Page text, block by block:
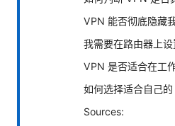
VPN 能否彻底隐藏
我需要在路由器上设
VPN 是否适合在工
如何选择适合自己的
Sources: